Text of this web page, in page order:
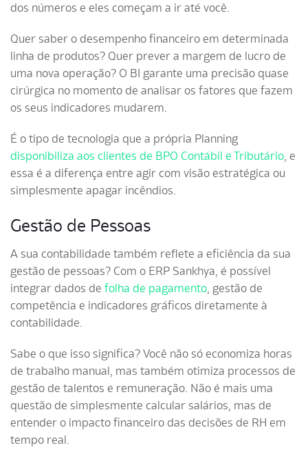
dos números e eles começam a ir até você.
Quer saber o desempenho financeiro em determinada
linha de produtos? Quer prever a margem de lucro de
uma nova operação? O BI garante uma precisão quase
cirúrgica no momento de analisar os fatores que fazem
os seus indicadores mudarem.
É o tipo de tecnologia que a própria Planning
disponibiliza aos clientes de BPO Contábil e Tributário, e
essa é a diferença entre agir com visão estratégica ou
simplesmente apagar incêndios.
Gestão de Pessoas
A sua contabilidade também reflete a eficiência da sua
gestão de pessoas? Com o ERP Sankhya, é possível
integrar dados de folha de pagamento, gestão de
competência e indicadores gráficos diretamente à
contabilidade.
Sabe o que isso significa? Você não só economiza horas
de trabalho manual, mas também otimiza processos de
gestão de talentos e remuneração. Não é mais uma
questão de simplesmente calcular salários, mas de
entender o impacto financeiro das decisões de RH em
tempo real.